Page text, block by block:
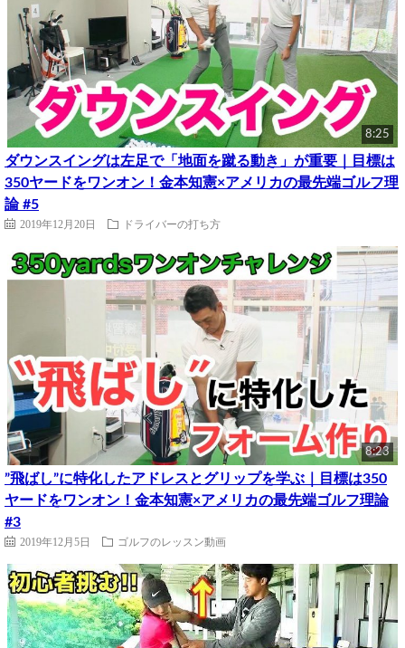
8:25
ダウンスイングは左足で「地面を蹴る動き」が重要｜目標は
350ヤードをワンオン！金本知憲×アメリカの最先端ゴルフ理
論 #5
2019年12月20日 ドライバーの打ち方
8:23
”飛ばし”に特化したアドレスとグリップを学ぶ｜目標は350
ヤードをワンオン！金本知憲×アメリカの最先端ゴルフ理論
#3
2019年12月5日 ゴルフのレッスン動画